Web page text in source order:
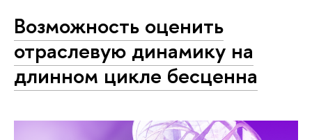
Возможность оценить
отраслевую динамику на
длинном цикле бесценна